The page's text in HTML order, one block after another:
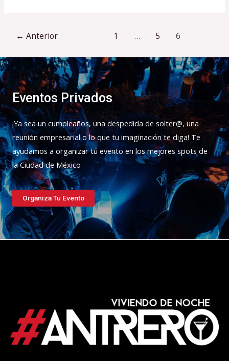
← Anterior 1 … 5 6
Eventos Privados
¡Ya sea un cumpleaños, una despedida de solter@, una
reunión empresarial o lo que tu imaginación te diga! Te
ayudamos a organizar tú evento en los mejores spots de
la Ciudad de México
Organiza Tu Evento